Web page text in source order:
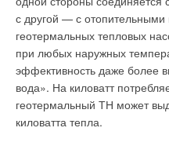
с другой — с
геотермальных тепловых
при любых наружных
эффективность даже более
вода». На киловатт
геотермальный ТН может
киловатта тепла.
Добавить комментарий
Ваше имя *
Ваш E-mail *
На каждый отопительный
термостатическим клапаном,
радиосервопривод с
(рис. 4). Для монтажа
клапаны должны иметь
резьбу М30×1,5 (рис. 5).
Для однотрубных систем